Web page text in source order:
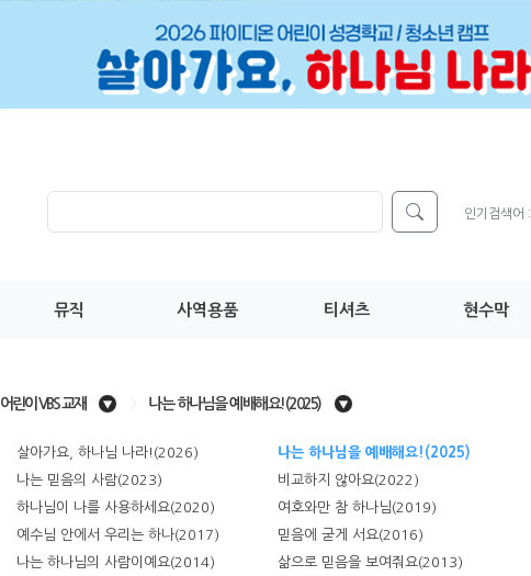
인기검색어 :
뮤직 사역용품 티셔츠 현수막
어린이 VBS 교재 나는 하나님을 예배해요!(2025)
살아가요, 하나님 나라!(2026) 나는 하나님을 예배해요!(2025)
나는 믿음의 사람(2023)
비교하지 않아요(2022)
하나님이 나를 사용하세요(2020)
여호와만 참 하나님(2019)
예수님 안에서 우리는 하나(2017)
믿음에 굳게 서요(2016)
나는 하나님의 사람이예요(2014)
삶으로 믿음을 보여줘요(2013)